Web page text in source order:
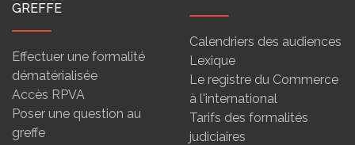
GREFFE
Effectuer une formalité
dématérialisée
Accès RPVA
Poser une question au
greffe
Calendriers des audiences
Lexique
Le registre du Commerce
à l'international
Tarifs des formalités
judiciaires